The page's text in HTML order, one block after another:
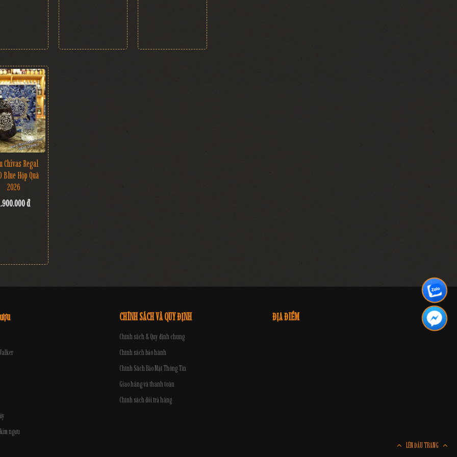
Chivas Regal
Blue Hộp Quà
2026
đ
LÊN ĐẦU TRANG
ngưu
CHÍNH SÁCH VÀ QUY ĐỊNH
Chính sách & Quy định chung
Chính sách bảo hành
Chính Sách Bảo Mật Thông Tin
Giao hàng và thanh toán
Chính sách đổi trả hàng
ĐỊA ĐIỂM